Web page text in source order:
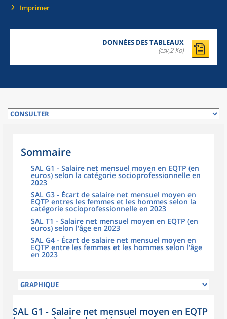
Imprimer
DONNÉES DES TABLEAUX
(csv,2 Ko)
Sommaire
SAL G1 - Salaire net mensuel moyen en EQTP (en
euros) selon la catégorie socioprofessionnelle en
2023
SAL G3 - Écart de salaire net mensuel moyen en
EQTP entres les femmes et les hommes selon la
catégorie socioprofessionnelle en 2023
SAL T1 - Salaire net mensuel moyen en EQTP (en
euros) selon l'âge en 2023
SAL G4 - Écart de salaire net mensuel moyen en
EQTP entre les femmes et les hommes selon l'âge
en 2023
SAL G1 - Salaire net mensuel moyen en EQTP